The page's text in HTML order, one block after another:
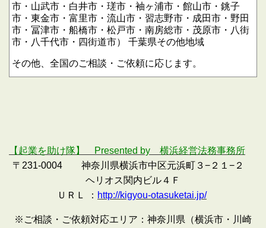
市・山武市・白井市・瑳市・袖ヶ浦市・館山市・銚子
市・東金市・富里市・流山市・習志野市・成田市・野田
市・冨津市・船橋市・松戸市・南房総市・茂原市・八街
市・八千代市・四街道市）
千葉県その他地域
その他、全国のご相談・ご依頼に応じます。
【起業を助け隊】 Presented by 横浜経営法務事務所
〒231-0004 神奈川県横浜市中区元浜町３−２１−２
ヘリオス関内ビル４Ｆ
ＵＲＬ ： http://kigyou-otasuketai.jp/
※ご相談・ご依頼対応エリア：神奈川県（横浜市・川崎